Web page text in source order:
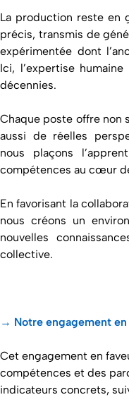
La production reste en
précis, transmis de
expérimentée dont
Ici, l’expertise
décennies.
Chaque poste offre non
aussi de réelles
nous plaçons
compétences au cœur
En favorisant la
nous créons un
nouvelles
collective.
→ Notre engagement
Cet engagement en
compétences et des
indicateurs concrets,